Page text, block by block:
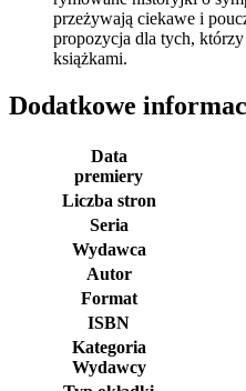
przeżywają ciekawe i
propozycja dla tych,
książkami.
Dodatkowe
Data
premiery
Liczba stron
Seria
Wydawca
Autor
Format
ISBN
Kategoria
Wydawcy